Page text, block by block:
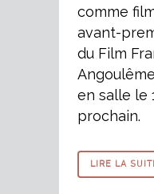
comme
avant-
du Film
en salle le
prochain.
LIRE LA